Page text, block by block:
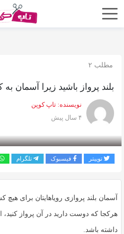
اشتراک
از
روش‌های
زیر
این
صفحه
دوستان
خود
به
مطلب ۲
بلند پرواز باشید زیرا آسمان
نویسنده: تاپ کوپن
۴ سال پیش
توییتر فیسبوک تلگرام
آسمان بلند پروازی رویاهایتان برای
هرکجا که دوست دارید در آن پرواز
داشته باشد.